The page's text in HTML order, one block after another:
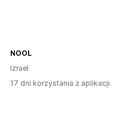
NOOL
Izrael
17 dni korzystania z aplikacji